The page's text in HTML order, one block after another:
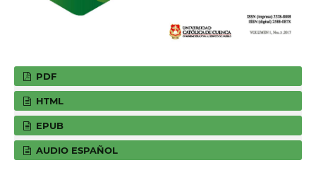
PDF
HTML
EPUB
AUDIO ESPAÑOL